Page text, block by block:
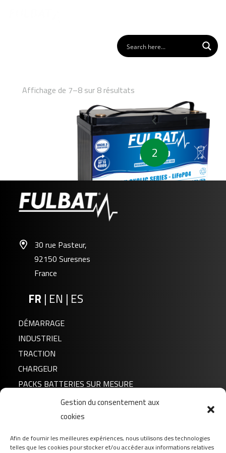
Gestion du consentement aux
cookies
Afin de fournir les meilleures expériences, nous utilisons des technologies
telles que les cookies pour stocker et/ou accéder aux informations relatives
Affichage de 7–8 sur 8 résultats
FLP12-100
Pagination
publications
1
2
30 rue Pasteur,
92150 Suresnes
France
FR | EN | ES
DÉMARRAGE
INDUSTRIEL
TRACTION
CHARGEUR
PACKS BATTERIES SUR MESURE
FAQ